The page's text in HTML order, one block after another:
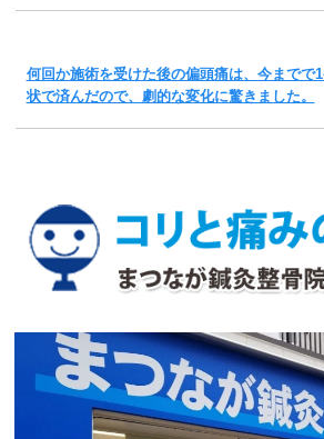
何回か施術を受けた後の偏頭痛は、今までで
状で済んだので、劇的な変化に驚きました。